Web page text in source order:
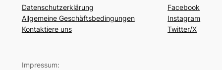
Datenschutzerklärung
Allgemeine Geschäftsbedingungen
Kontaktiere uns
Facebook
Instagram
Twitter/X
Impressum: